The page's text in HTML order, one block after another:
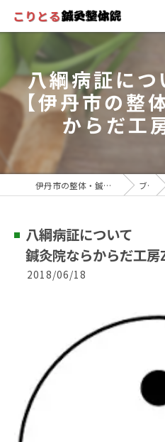
八綱病証
【伊丹市の整
からだ工
伊丹市の整体・鍼灸院ならこりとる鍼灸整体院 ブログ
八綱病証について
鍼灸院ならからだ工房
2018/06/18